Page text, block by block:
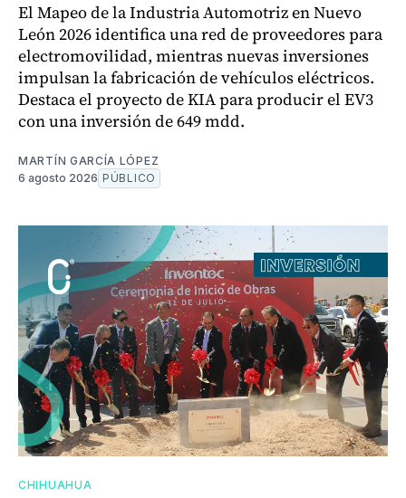
El Mapeo de la Industria Automotriz en Nuevo
León 2026 identifica una red de proveedores para
electromovilidad, mientras nuevas inversiones
impulsan la fabricación de vehículos eléctricos.
Destaca el proyecto de KIA para producir el EV3
con una inversión de 649 mdd.
MARTÍN GARCÍA LÓPEZ
6 agosto 2026 PÚBLICO
CHIHUAHUA